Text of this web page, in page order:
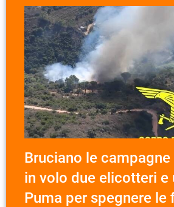
Bruciano le
in volo due elicotteri e
Puma per spegnere le